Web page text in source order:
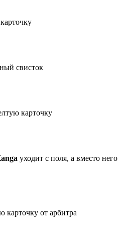
свисток
карточку
уходит с поля, а вместо него
карточку от арбитра